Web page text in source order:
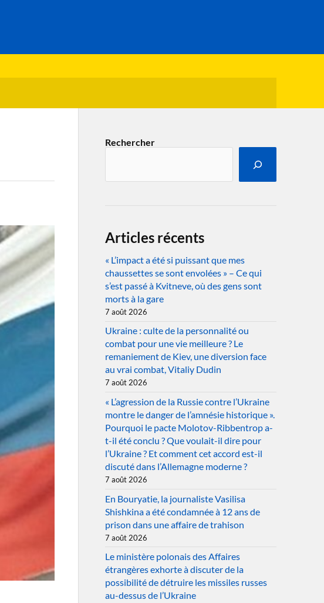
Rechercher
Articles récents
« L’impact a été si puissant que mes
chaussettes se sont envolées » – Ce qui
s’est passé à Kvitneve, où des gens sont
morts à la gare
7 août 2026
Ukraine : culte de la personnalité ou
combat pour une vie meilleure ? Le
remaniement de Kiev, une diversion face
au vrai combat, Vitaliy Dudin
7 août 2026
« L’agression de la Russie contre l’Ukraine
montre le danger de l’amnésie historique ».
Pourquoi le pacte Molotov-Ribbentrop a-
t-il été conclu ? Que voulait-il dire pour
l’Ukraine ? Et comment cet accord est-il
discuté dans l’Allemagne moderne ?
7 août 2026
En Bouryatie, la journaliste Vasilisa
Shishkina a été condamnée à 12 ans de
prison dans une affaire de trahison
7 août 2026
Le ministère polonais des Affaires
étrangères exhorte à discuter de la
possibilité de détruire les missiles russes
au-dessus de l’Ukraine